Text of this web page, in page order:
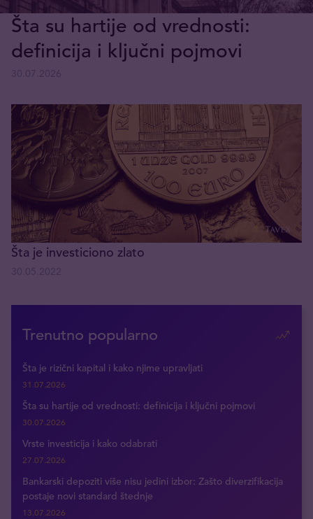
Šta su hartije od vrednosti:
definicija i ključni pojmovi
Šta je investiciono zlato
Trenutno popularno
Šta je rizični kapital i kako njime upravljati
31.07.2026
Šta su hartije od vrednosti: definicija i ključni pojmovi
30.07.2026
Vrste investicija i kako odabrati
27.07.2026
Bankarski depoziti više nisu jedini izbor: Zašto diverzifikacija
postaje novi standard štednje
13.07.2026